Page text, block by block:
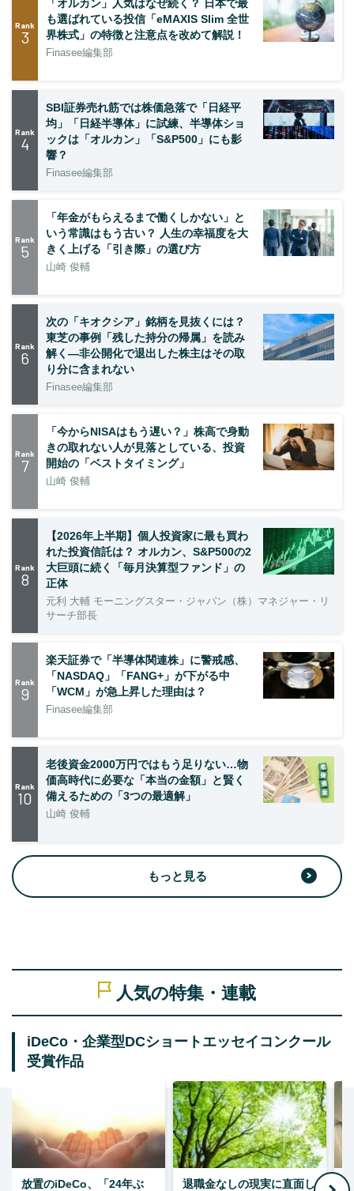
Rank
3
「オルカン」人気はなぜ続く？ 日本で最
も選ばれている投信「eMAXIS Slim 全世
界株式」の特徴と注意点を改めて解説！
Finasee編集部
Rank
4
SBI証券売れ筋では株価急落で「日経平
均」「日経半導体」に試練、半導体ショ
ックは「オルカン」「S&P500」にも影
響？
Finasee編集部
Rank
5
「年金がもらえるまで働くしかない」と
いう常識はもう古い？ 人生の幸福度を大
きく上げる「引き際」の選び方
山崎 俊輔
Rank
6
次の「キオクシア」銘柄を見抜くには？
東芝の事例「残した持分の帰属」を読み
解く—非公開化で退出した株主はその取
り分に含まれない
Finasee編集部
Rank
7
「今からNISAはもう遅い？」株高で身動
きの取れない人が見落としている、投資
開始の「ベストタイミング」
山崎 俊輔
Rank
8
【2026年上半期】個人投資家に最も買わ
れた投資信託は？ オルカン、S&P500の2
大巨頭に続く「毎月決算型ファンド」の
正体
元利 大輔 モーニングスター・ジャパン（株）マネジャー・リ
サーチ部長
Rank
9
楽天証券で「半導体関連株」に警戒感、
「NASDAQ」「FANG+」が下がる中
「WCM」が急上昇した理由は？
Finasee編集部
Rank
10
老後資金2000万円ではもう足りない…物
価高時代に必要な「本当の金額」と賢く
備えるための「3つの最適解」
山崎 俊輔
もっと見る
人気の特集・連載
iDeCo・企業型DCショートエッセイコンクール
受賞作品
放置のiDeCo、「24年ぶ
退職金なしの現実に直面し